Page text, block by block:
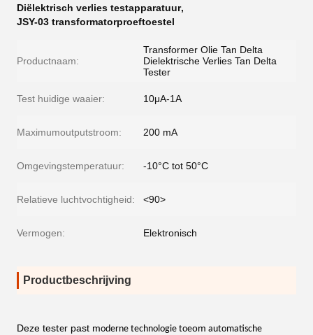
Diëlektrisch verlies testapparatuur,
JSY-03 transformatorproeftoestel
Productnaam:
Transformer Olie Tan Delta
Dielektrische Verlies Tan Delta
Tester
Test huidige waaier: 10μA-1A
Maximumoutputstroom: 200 mA
Omgevingstemperatuur: -10°C tot 50°C
Relatieve luchtvochtigheid: <90>
Vermogen: Elektronisch
Productbeschrijving
Deze tester past moderne technologie toeom automatische